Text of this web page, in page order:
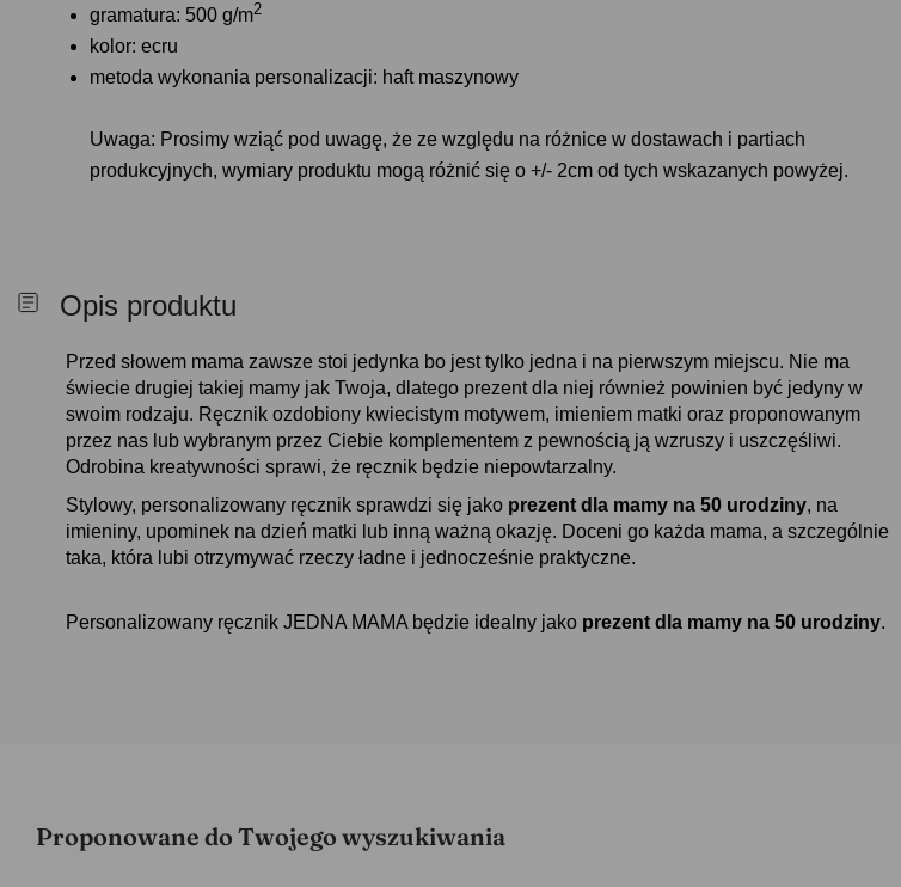
gramatura: 500 g/m2
kolor: ecru
metoda wykonania personalizacji: haft maszynowy
Uwaga: Prosimy wziąć pod uwagę, że ze względu na różnice w dostawach i partiach
produkcyjnych, wymiary produktu mogą różnić się o +/- 2cm od tych wskazanych powyżej.
Opis produktu
Przed słowem mama zawsze stoi jedynka bo jest tylko jedna i na pierwszym miejscu. Nie ma
świecie drugiej takiej mamy jak Twoja, dlatego prezent dla niej również powinien być jedyny w
swoim rodzaju. Ręcznik ozdobiony kwiecistym motywem, imieniem matki oraz proponowanym
przez nas lub wybranym przez Ciebie komplementem z pewnością ją wzruszy i uszczęśliwi.
Odrobina kreatywności sprawi, że ręcznik będzie niepowtarzalny.
Stylowy, personalizowany ręcznik sprawdzi się jako prezent dla mamy na 50 urodziny, na
imieniny, upominek na dzień matki lub inną ważną okazję. Doceni go każda mama, a szczególnie
taka, która lubi otrzymywać rzeczy ładne i jednocześnie praktyczne.
Personalizowany ręcznik JEDNA MAMA będzie idealny jako prezent dla mamy na 50 urodziny.
Proponowane do Twojego wyszukiwania